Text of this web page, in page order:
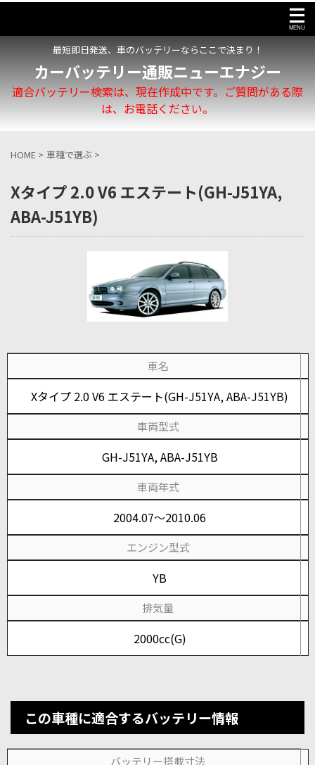
最短即日発送、車のバッテリーならここで決まり！
カーバッテリー通販ニューエナジー
適合バッテリー検索は、現在作成中です。ご質問がある際
は、お電話ください。
HOME > 車種で選ぶ >
Xタイプ 2.0 V6 エステート(GH-J51YA,
ABA-J51YB)
車名
Xタイプ 2.0 V6 エステート(GH-J51YA, ABA-J51YB)
車両型式
GH-J51YA, ABA-J51YB
車両年式
2004.07～2010.06
エンジン型式
YB
排気量
2000cc(G)
この車種に適合するバッテリー情報
バッテリー搭載寸法